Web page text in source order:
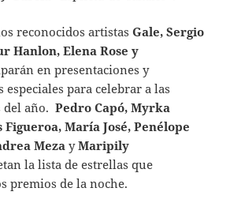
reconocidos artistasGale, Sergio
Hanlon, Elena Rose y
en presentaciones y
especiales para celebrar a las
del año.Pedro Capó, Myrka
Figueroa, María José, Penélope
MezayMaripily
la lista de estrellas que
premios de la noche.